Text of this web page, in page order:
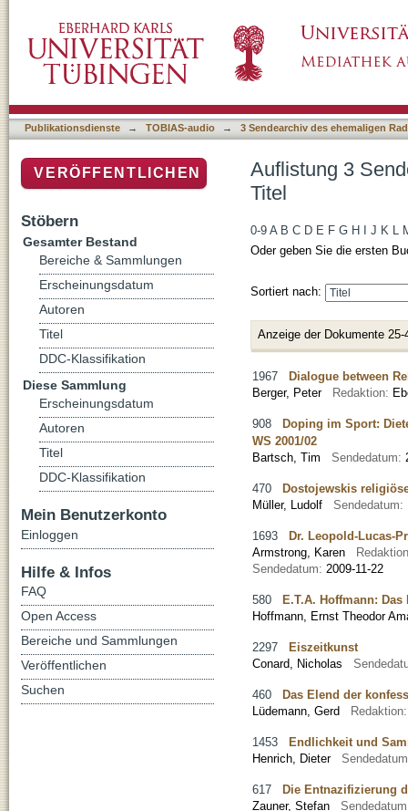
Publikationsdienste → TOBIAS-audio → 3 Sendearchiv des ehemaligen
Auflistung 3
Titel
0-9 A B C D E F G H J K L
Oder geben Sie die ersten
Sortiert nach:
Anzeige der Dokumente 25-
1967 Dialogue between
Berger, Peter
Redaktion:
908 Doping im Sport:
WS 2001/02
Bartsch, Tim
Sendedatum:
470 Dostojewskis
Müller, Ludolf
Sendedatum:
1693 Dr. Leopold-Lucas-
Armstrong, Karen
Sendedatum: 2009-11-22
580 E.T.A. Hoffmann:
Hoffmann, Ernst Theodor
2297 Eiszeitkunst
Conard, Nicholas
460 Das Elend der
Lüdemann, Gerd
1453 Endlichkeit und
Henrich, Dieter
617 Die Entnazifizierung
Zauner, Stefan
VERÖFFENTLICHEN
Stöbern
Gesamter Bestand
Bereiche & Sammlungen
Erscheinungsdatum
Autoren
Titel
DDC-Klassifikation
Diese Sammlung
Erscheinungsdatum
Autoren
Titel
DDC-Klassifikation
Mein Benutzerkonto
Einloggen
Hilfe & Infos
FAQ
Open Access
Bereiche und Sammlungen
Veröffentlichen
Suchen